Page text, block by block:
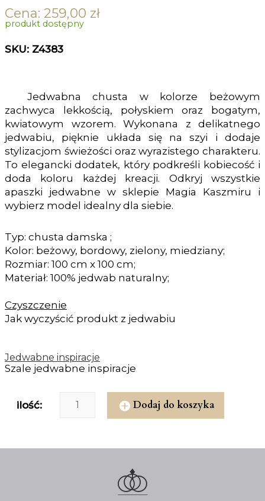
Cena: 259,00 zł
produkt dostępny
SKU: Z4383
Jedwabna chusta w kolorze beżowym
zachwyca lekkością, połyskiem oraz bogatym,
kwiatowym wzorem. Wykonana z delikatnego
jedwabiu, pięknie układa się na szyi i dodaje
stylizacjom świeżości oraz wyrazistego charakteru.
To elegancki dodatek, który podkreśli kobiecość i
doda koloru każdej kreacji. Odkryj wszystkie
apaszki jedwabne w sklepie Magia Kaszmiru i
wybierz model idealny dla siebie.
Typ: chusta damska ;
Kolor: beżowy, bordowy, zielony, miedziany;
Rozmiar: 100 cm x 100 cm;
Materiał: 100% jedwab naturalny;
Czyszczenie
Jak wyczyścić produkt z jedwabiu
Jedwabne inspiracje
Szale jedwabne inspiracje
ilość: Dodaj do koszyka